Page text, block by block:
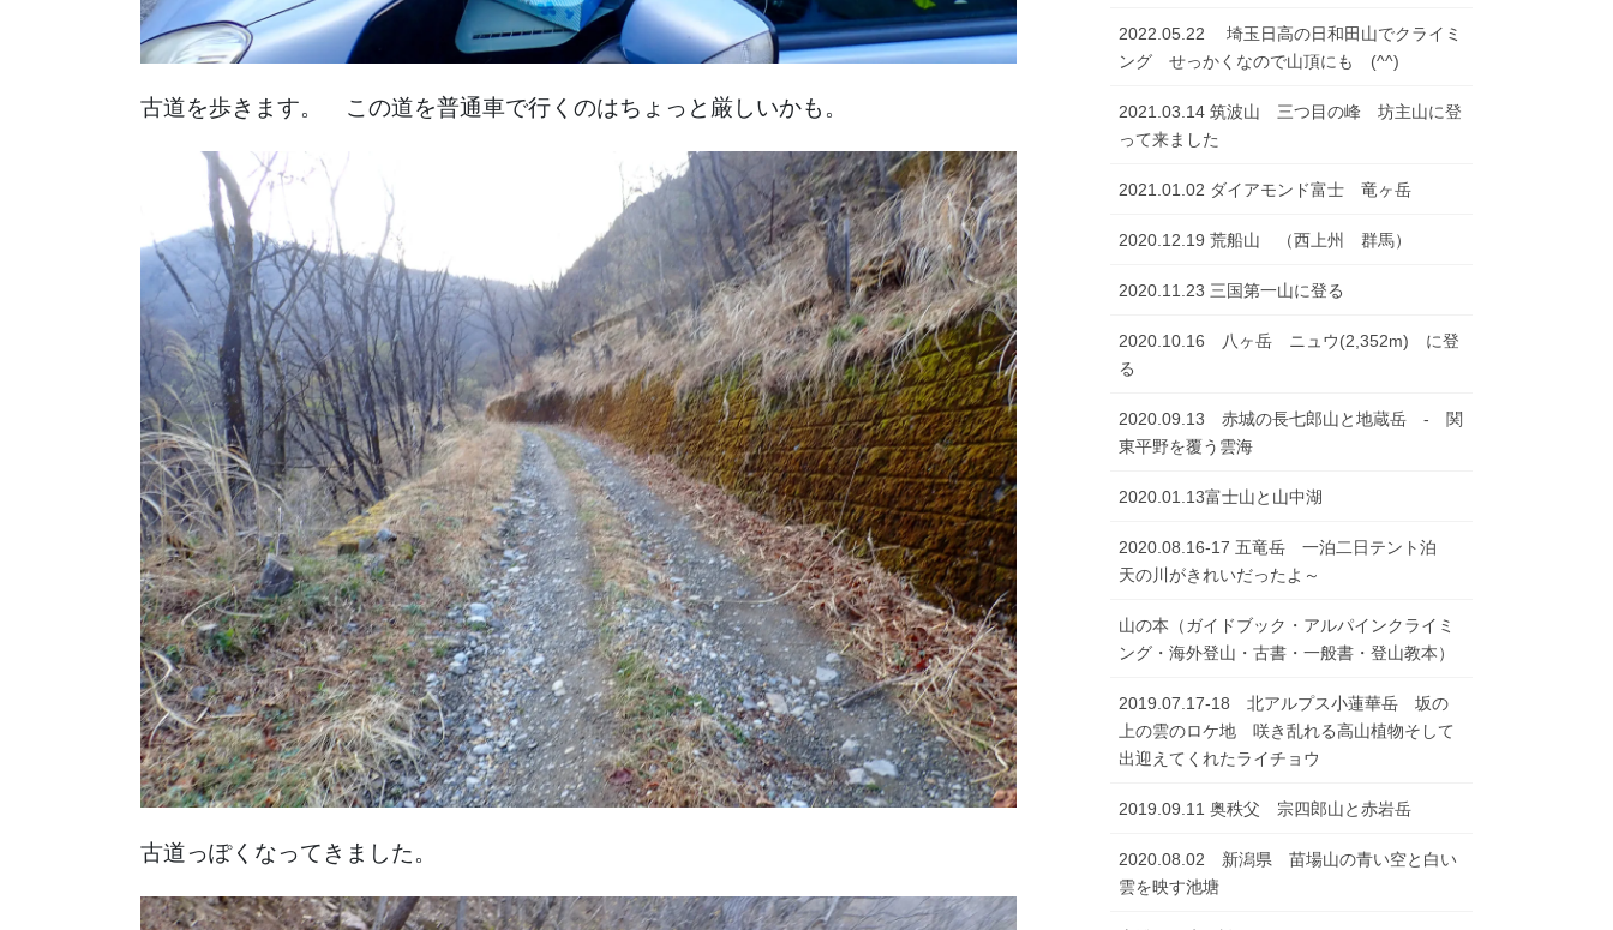
古道を歩きます。 この道を普通車で行くのはちょっと厳しいかも。
古道っぽくなってきました。
2022.05.22 埼玉日高の日和田山でクライミ
ング せっかくなので山頂にも (^^)
2021.03.14 筑波山 三つ目の峰 坊主山に登
って来ました
2021.01.02 ダイアモンド富士 竜ヶ岳
2020.12.19 荒船山 （西上州 群馬）
2020.11.23 三国第一山に登る
2020.10.16 八ヶ岳 ニュウ(2,352m) に登
る
2020.09.13 赤城の長七郎山と地蔵岳 - 関
東平野を覆う雲海
2020.01.13富士山と山中湖
2020.08.16-17 五竜岳 一泊二日テント泊
天の川がきれいだったよ～
山の本（ガイドブック・アルパインクライミ
ング・海外登山・古書・一般書・登山教本）
2019.07.17-18 北アルプス小蓮華岳 坂の
上の雲のロケ地 咲き乱れる高山植物そして
出迎えてくれたライチョウ
2019.09.11 奥秩父 宗四郎山と赤岩岳
2020.08.02 新潟県 苗場山の青い空と白い
雲を映す池塘